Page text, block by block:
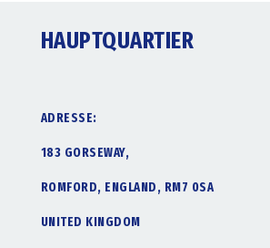
HAUPTQUARTIER
ADRESSE:
183 GORSEWAY,
ROMFORD, ENGLAND, RM7 0SA
UNITED KINGDOM